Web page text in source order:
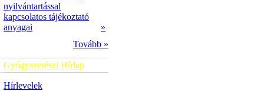
nyilvántartással
kapcsolatos tájékoztató
anyagai
»
Tovább »
Gyógyszerészi Hírlap
Hírlevelek